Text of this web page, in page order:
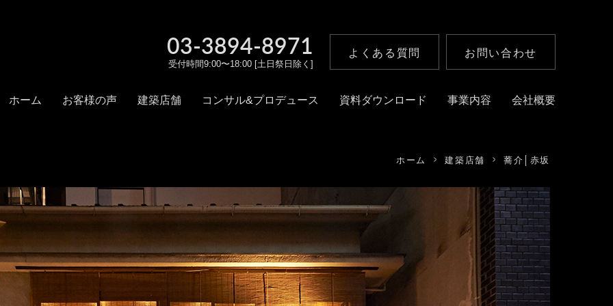
03-3894-8971
受付時間9:00〜18:00 [土日祭日除く]
よくある質問 お問い合わせ
ホーム お客様の声 建築店舗 コンサル&プロデュース 資料ダウンロード 事業内容 会社概要
ホーム 建築店舗 蕎介│赤坂